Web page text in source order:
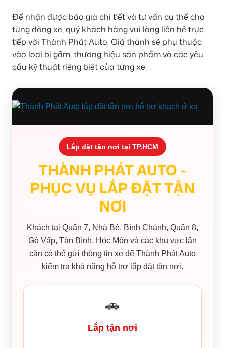
Để nhận được báo giá chi tiết và tư vấn cụ thể cho
từng dòng xe, quý khách hàng vui lòng liên hệ trực
tiếp với Thành Phát Auto. Giá thành sẽ phụ thuộc
vào loại bi gầm, thương hiệu sản phẩm và các yêu
cầu kỹ thuật riêng biệt của từng xe.
Lắp đặt tận nơi tại TP.HCM
THÀNH PHÁT AUTO -
PHỤC VỤ LẮP ĐẶT TẬN
NƠI
Khách tại Quận 7, Nhà Bè, Bình Chánh, Quận 8,
Gò Vấp, Tân Bình, Hóc Môn và các khu vực lân
cận có thể gửi thông tin xe để Thành Phát Auto
kiểm tra khả năng hỗ trợ lắp đặt tận nơi.
🚗
Lắp tận nơi